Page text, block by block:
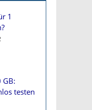
1
testen